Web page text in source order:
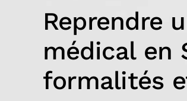
Reprendre
médical en
formalités